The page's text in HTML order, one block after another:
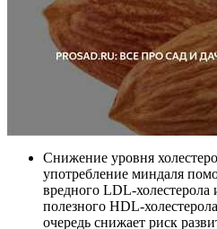
Снижение уровня
употребление миндаля
вредного LDL-
полезного HDL-
очередь снижает риск